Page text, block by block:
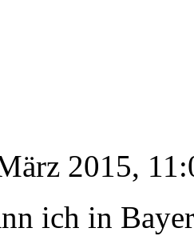
2015,
ich in